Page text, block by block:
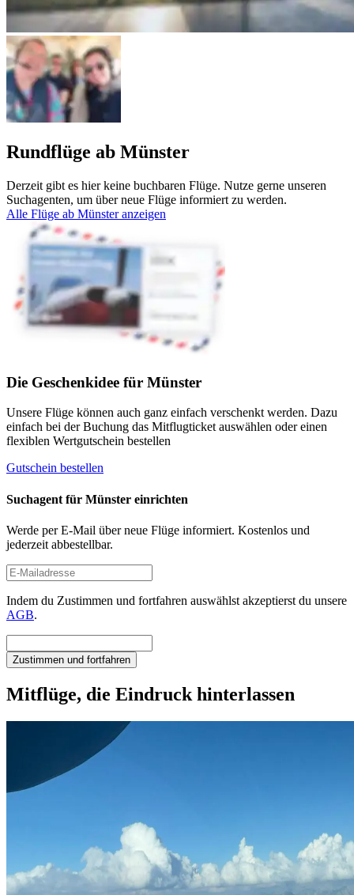
Rundflüge ab Münster
Derzeit gibt es hier keine buchbaren Flüge. Nutze gerne unseren
Suchagenten, um über neue Flüge informiert zu werden.
Alle Flüge ab Münster anzeigen
Die Geschenkidee für Münster
Unsere Flüge können auch ganz einfach verschenkt werden. Dazu
einfach bei der Buchung das Mitflugticket auswählen oder einen
flexiblen Wertgutschein bestellen
Gutschein bestellen
Suchagent für Münster einrichten
Werde per E-Mail über neue Flüge informiert. Kostenlos und
jederzeit abbestellbar.
Indem du Zustimmen und fortfahren auswählst akzeptierst du unsere
AGB.
Zustimmen und fortfahren
Mitflüge, die Eindruck hinterlassen